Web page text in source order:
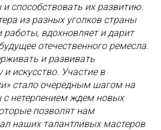
способствовать их развитию.
из разных уголков страны
вдохновляет и дарит
отечественного ремесла.
и развивать
и искусство. Участие в
стало очередным шагом на
с нетерпением ждем новых
позволят нам
наших талантливых мастеров